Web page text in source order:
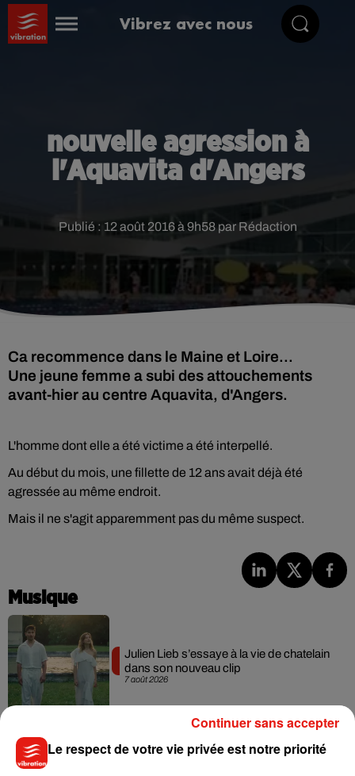
Vibrez avec nous
nouvelle agression à
l'Aquavita d'Angers
Publié : 12 août 2016 à 9h58 par Rédaction
Ca recommence dans le Maine et Loire...
Une jeune femme a subi des attouchements
avant-hier au centre Aquavita, d'Angers.
L'homme dont elle a été victime a été interpellé.
Au début du mois, une fillette de 12 ans avait déjà été
agressée au même endroit.
Mais il ne s'agit apparemment pas du même suspect.
Musique
7 août 2026
Julien Lieb s’essaye à la vie de chatelain
dans son nouveau clip
Madonna sort enfin le remix de « Love
Le respect de votre vie privée est notre priorité
Continuer sans accepter